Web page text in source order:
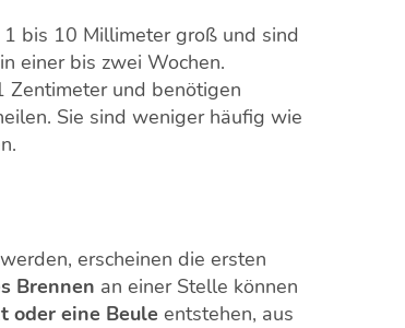
bis 10 Millimeter groß und sind
einer bis zwei Wochen.
Zentimeter und benötigen
Sie sind weniger häufig wie
erscheinen die ersten
Brennen an einer Stelle können
oder eine Beule entstehen, aus